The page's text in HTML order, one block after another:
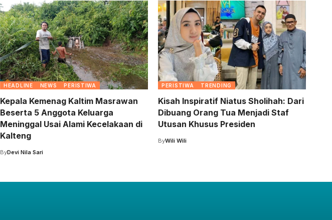
HEADLINE NEWS PERISTIWA
Kepala Kemenag Kaltim Masrawan
Beserta 5 Anggota Keluarga
Meninggal Usai Alami Kecelakaan di
Kalteng
ByDevi Nila Sari
PERISTIWA TRENDING
Kisah Inspiratif Niatus Sholihah: Dari
Dibuang Orang Tua Menjadi Staf
Utusan Khusus Presiden
ByWili Wili